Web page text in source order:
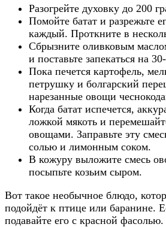
Разогрейте духовку до 200
Помойте батат и разрежьте
каждый. Проткните в
Сбрызните оливковым
и поставьте запекаться на
Пока печется картофель,
петрушку и болгарский
нарезанные овощи
Когда батат испечется,
ложкой мякоть и
овощами. Заправьте эту
солью и лимонным соком.
В кожуру выложите смесь
посыпьте козьим сыром.
Вот такое необычное блюдо,
подойдёт к птице или баранине.
подавайте его с красной фасолью.